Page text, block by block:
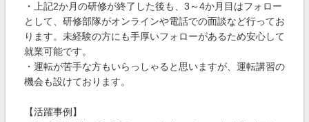
・上記2か月の研修が終了した後も、3～4か月目はフォロー
として、研修部隊がオンラインや電話での面談など行ってお
ります。未経験の方にも手厚いフォローがあるため安心して
就業可能です。
・運転が苦手な方もいらっしゃると思いますが、運転講習の
機会も設けております。
【活躍事例】